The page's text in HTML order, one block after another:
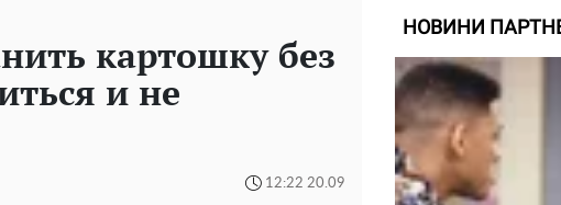
картошку без
и не
12:22 20.09
НОВИНИ